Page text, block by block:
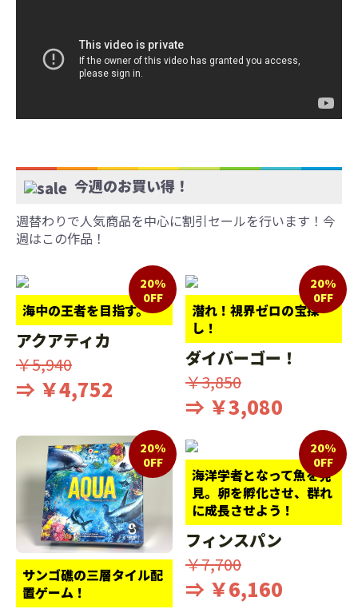
今週のお買い得！
週替わりで人気商品を中心に割引セールを行います！今
週はこの作品！
海中の王者を目指す。
20%
0FF
アクアティカ
￥5,940
⇒ ￥4,752
潜れ！視界ゼロの宝探
し！
20%
0FF
ダイバーゴー！
￥3,850
⇒ ￥3,080
サンゴ礁の三層タイル配
置ゲーム！
20%
0FF
海洋学者となって魚を発
見。卵を孵化させ、群れ
に成長させよう！
20%
0FF
フィンスパン
￥7,700
⇒ ￥6,160